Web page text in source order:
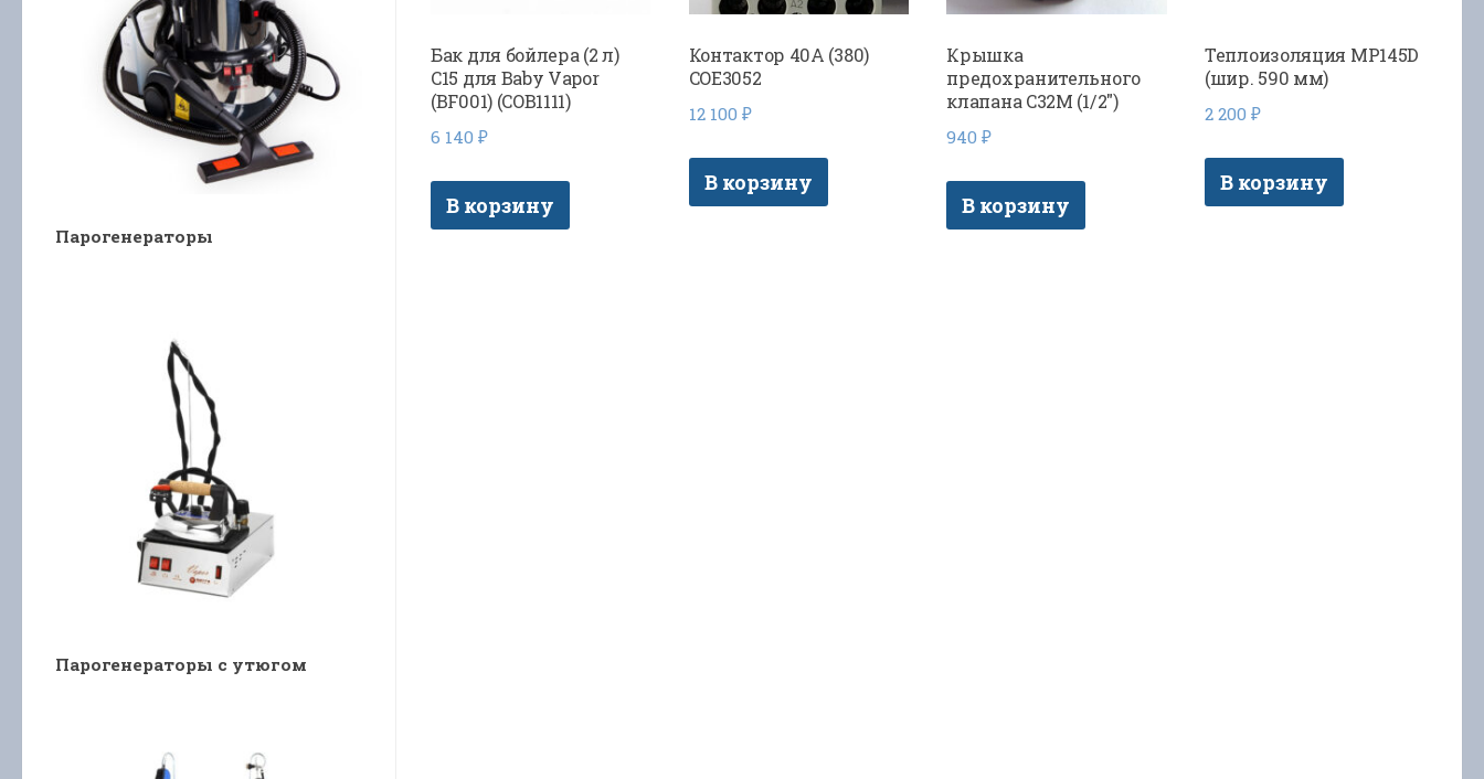
Бак для бойлера (2 л)
C15 для Baby Vapor
(BF001) (COB1111)
6 140 ₽
В корзину
Контактор 40А (380)
COE3052
12 100 ₽
В корзину
Крышка
предохранительного
клапана C32M (1/2″)
940₽
В корзину
Теплоизоляция MP145D
(шир. 590 мм)
2 200₽
В корзину
Парогенераторы
Парогенераторы с утюгом